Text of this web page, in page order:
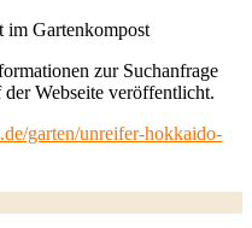
zur Suchanfrage
der Webseite veröffentlicht.
garten/unreifer-hokkaido-